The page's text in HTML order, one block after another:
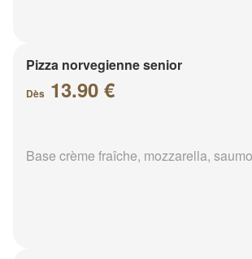
Pizza norvegienne senior
Dès 13.90 €
Base crème fraîche, mozzarella,